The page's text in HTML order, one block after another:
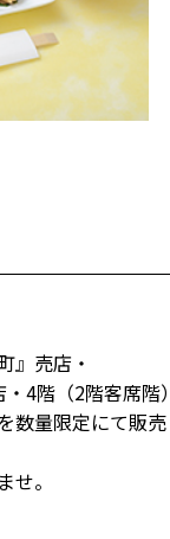
』売店・
4階（2階客席階
量限定にて販売
。